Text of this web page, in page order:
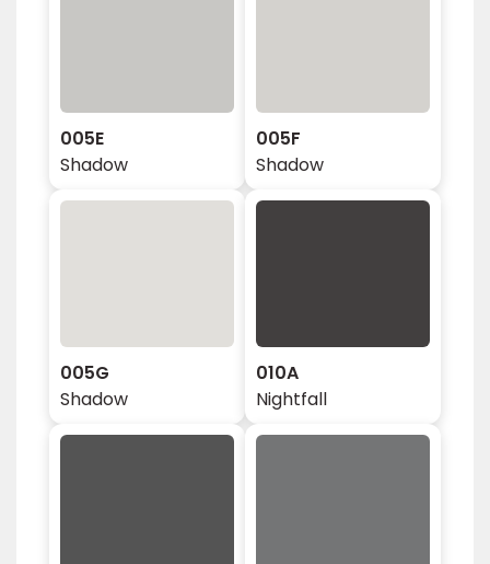
005E
Shadow
005F
Shadow
005G
Shadow
010A
Nightfall